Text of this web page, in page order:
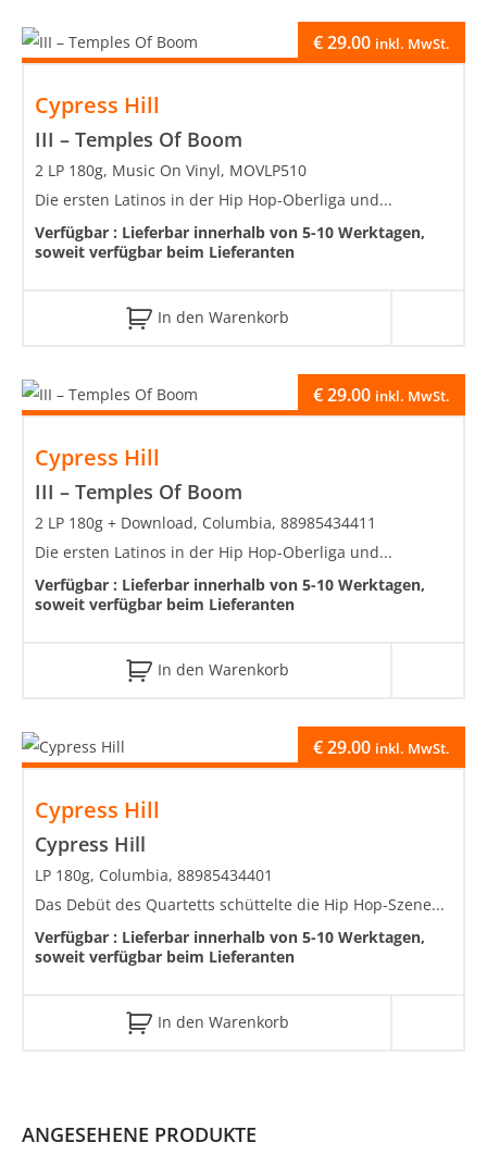
Cypress Hill
III – Temples Of Boom
€29.00 inkl. MwSt.
2 LP 180g, Music On Vinyl, MOVLP510
Die ersten Latinos in der Hip Hop-Oberliga und...
Verfügbar : Lieferbar innerhalb von 5-10 Werktagen,
soweit verfügbar beim Lieferanten
In den Warenkorb
Cypress Hill
III – Temples Of Boom
€29.00 inkl. MwSt.
2 LP 180g + Download, Columbia, 88985434411
Die ersten Latinos in der Hip Hop-Oberliga und...
Verfügbar : Lieferbar innerhalb von 5-10 Werktagen,
soweit verfügbar beim Lieferanten
In den Warenkorb
Cypress Hill
Cypress Hill
€29.00 inkl. MwSt.
LP 180g, Columbia, 88985434401
Das Debüt des Quartetts schüttelte die Hip Hop-Szene...
Verfügbar : Lieferbar innerhalb von 5-10 Werktagen,
soweit verfügbar beim Lieferanten
In den Warenkorb
ANGESEHENE PRODUKTE